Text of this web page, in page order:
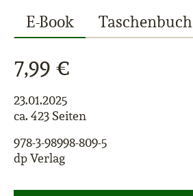
E-Book Taschenbuch
7,99 €
23.01.2025
ca. 423 Seiten
978-3-98998-809-5
dp Verlag